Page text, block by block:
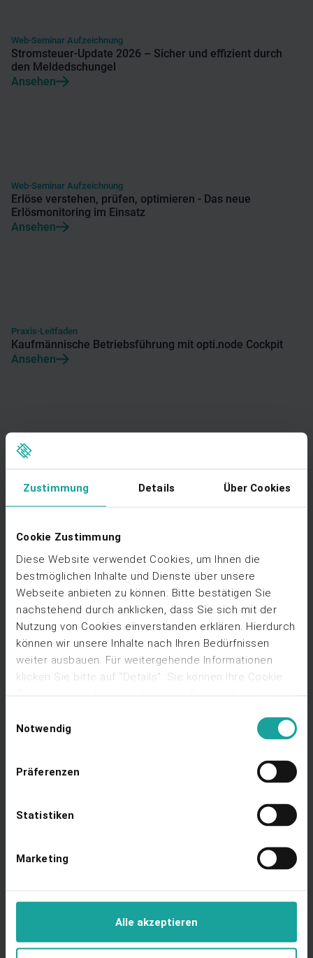
Zustimmung Details Über Cookies
Cookie Zustimmung
Diese Website verwendet Cookies, um Ihnen die
bestmöglichen Inhalte und Dienste über unsere
Webseite anbieten zu können. Bitte bestätigen Sie
nachstehend durch anklicken, dass Sie sich mit der
Nutzung von Cookies einverstanden erklären. Hierdurch
können wir unsere Inhalte nach Ihren Bedürfnissen
weiter ausbauen. Für weitergehende Informationen
klicken Sie bitte auf "Details". Sie können Ihre Cookie
verwalten" klicken.
Notwendig
Präferenzen
Statistiken
Marketing
Alle akzeptieren
Web-Seminar Aufzeichnung
Stromsteuer-Update 2026 – Sicher und effizient durch
den Meldedschungel
Ansehen
Web-Seminar Aufzeichnung
Erlöse verstehen, prüfen, optimieren - Das neue
Erlösmonitoring im Einsatz
Ansehen
Praxis-Leitfaden
Kaufmännische Betriebsführung mit opti.node Cockpit
Ansehen
Kommunale Beteiligung automatisiert umsetzen - § 6 EEG
in Wind- und Solarparks
Poster
Digitalisierung der kaufmännischen Betriebsführung
Ansehen
Praxis-Leitfaden
Expertenwissen zu Onsite-PPAs in Gewerbeimmobilien